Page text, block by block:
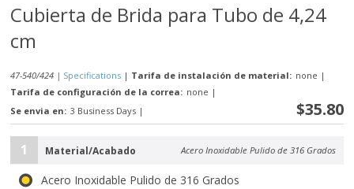
Cubierta de Brida para Tubo de 4,24
cm
47-540/424 | Specifications | Tarifa de instalación de material: none |
Tarifa de configuración de la correa: none |
Se envia en: 3 Business Days | $35.80
1 Material/Acabado Acero Inoxidable Pulido de 316 Grados
Acero Inoxidable Pulido de 316 Grados